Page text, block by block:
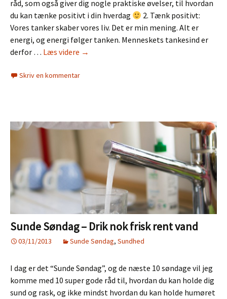
råd, som også giver dig nogle praktiske øvelser, til hvordan
du kan tænke positivt i din hverdag
2. Tænk positivt:
Vores tanker skaber vores liv. Det er min mening. Alt er
energi, og energi følger tanken. Menneskets tankesind er
derfor … Læs videre Sunde
→
Skriv en kommentar
Sunde Søndag – Drik nok frisk rent vand
03/11/2013 Sunde Søndag, Sundhed
I dag er det “Sunde Søndag”, og de næste 10 søndage vil jeg
komme med 10 super gode råd til, hvordan du kan holde dig
sund og rask, og ikke mindst hvordan du kan holde humøret